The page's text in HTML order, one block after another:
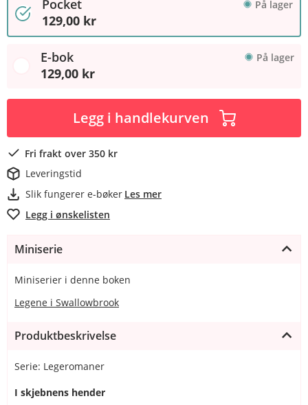
Pocket På lager
129,00 kr
E-bok På lager
129,00 kr
Legg i handlekurven
Fri frakt over 350 kr
Leveringstid
Slik fungerer e-bøker Les mer
Legg i ønskelisten
Miniserie
Miniserier i denne boken
Legene i Swallowbrook
Produktbeskrivelse
Serie: Legeromaner
I skjebnens hender